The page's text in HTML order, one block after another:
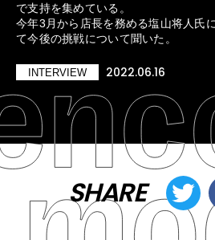
で支持を集めている。
今年3月から店長を務める塩山将人氏
て今後の挑戦について聞いた。
INTERVIEW 2022.06.16
SHARE